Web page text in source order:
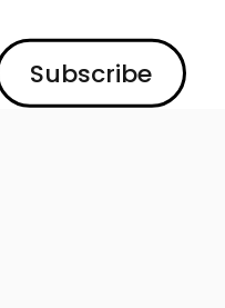
Subscribe